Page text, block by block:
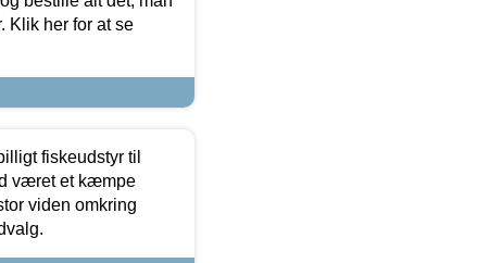
Klik her for at se
fiskeudstyr til
været et kæmpe
viden omkring